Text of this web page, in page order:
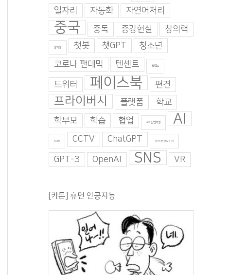
일자리
자동화 자연어처리
중국 중독 증강현실 창의력
창의성 챗봇 챗GPT
청소년
코로나 팬데믹
텐센트 트럼프
트위터 페이스북 편견
프라이버시 플랫폼
학교
학부모
학습 협업 4차산업혁명 AI
Burn CCTV ChatGPT Generative AI
GPT-3 OpenAI SNS VR
[카툰] 휴먼 인공지능